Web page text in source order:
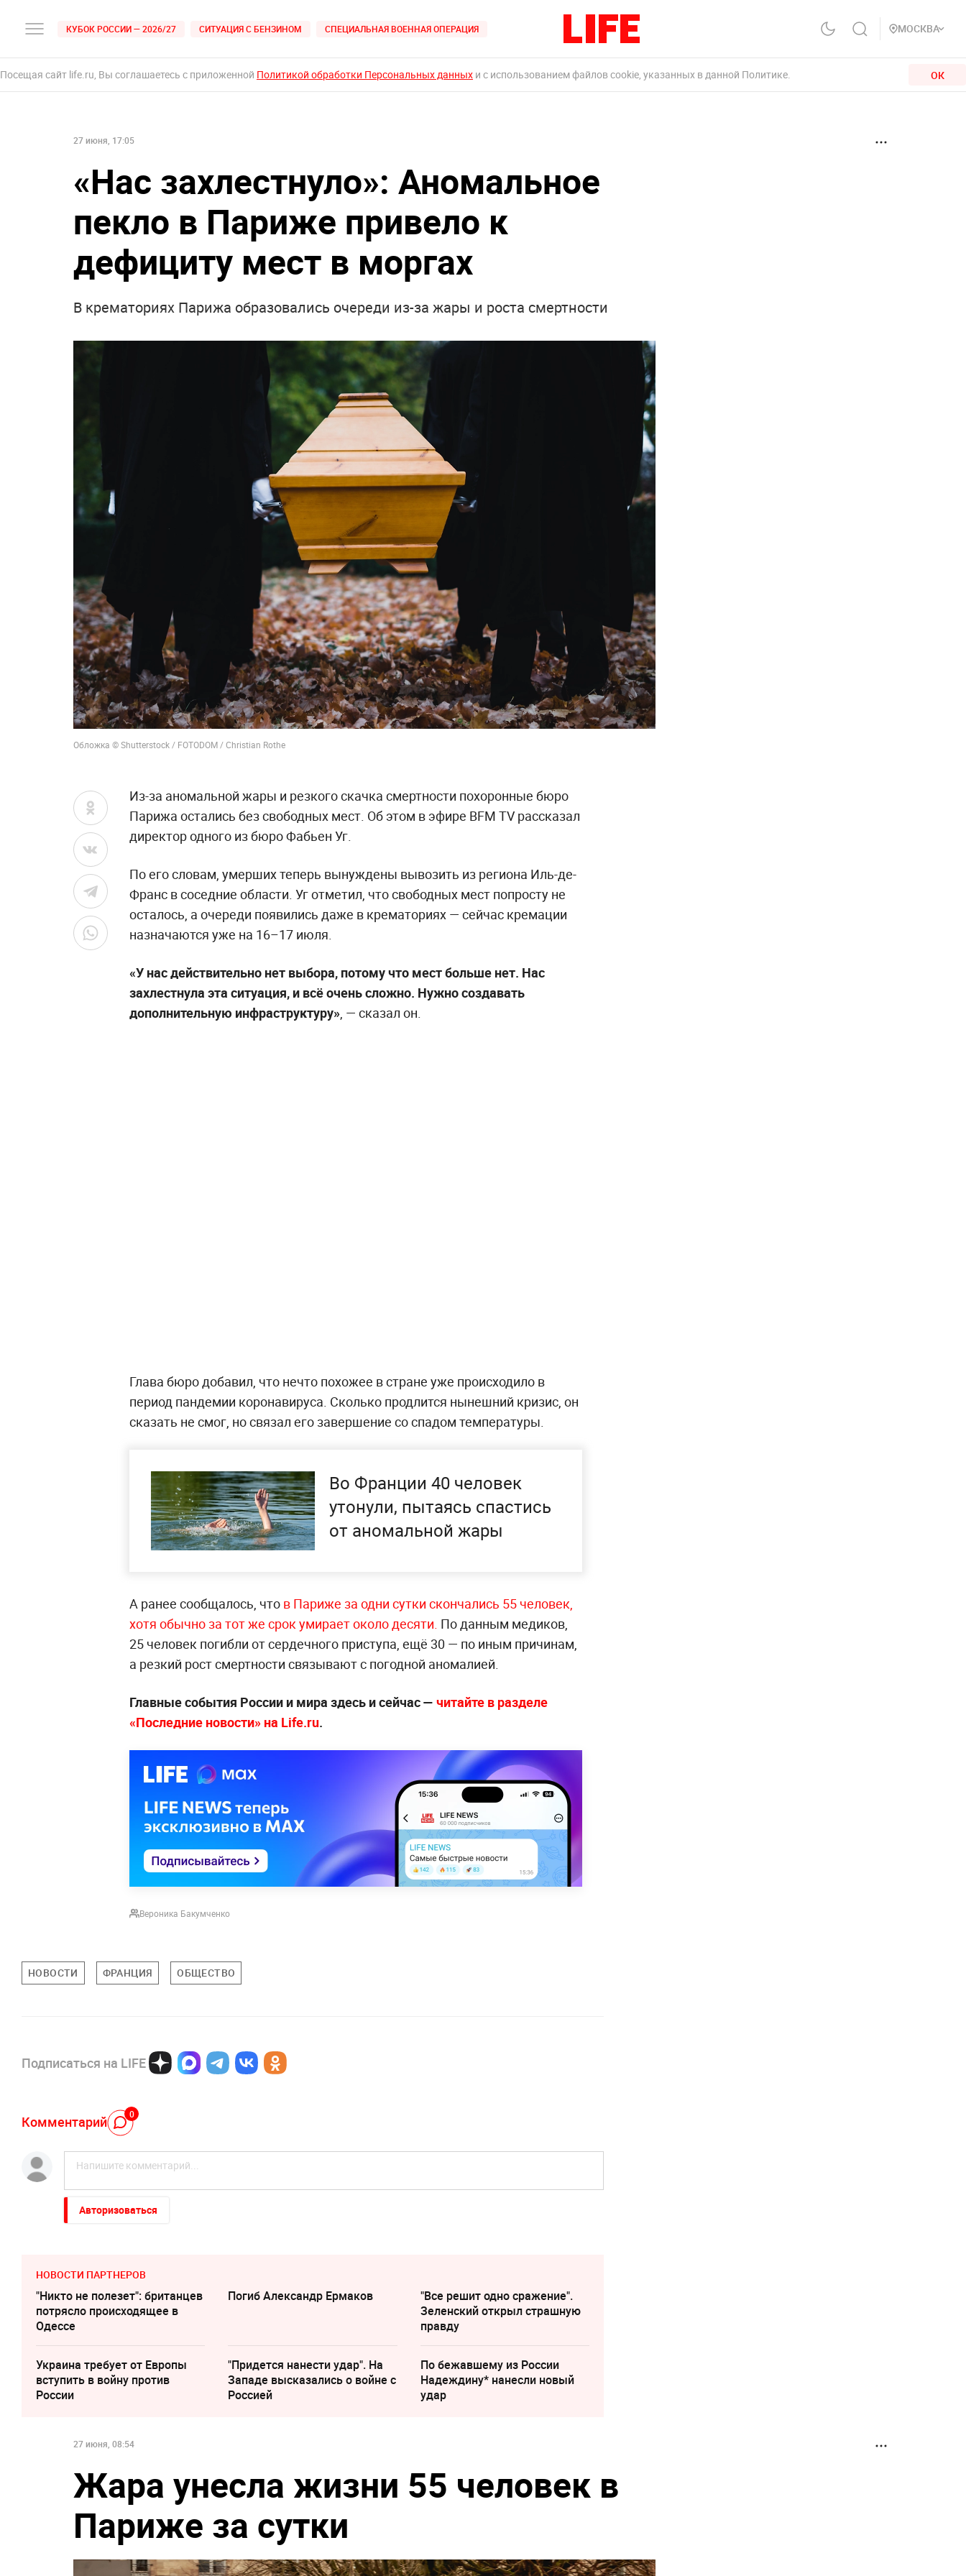
КУБОК РОССИИ — 2026/27 СИТУАЦИЯ С БЕНЗИНОМ СПЕЦИАЛЬНАЯ ВОЕННАЯ ОПЕРАЦИЯ МОСКВА
Посещая сайт life.ru, Вы соглашаетесь с приложенной Политикой обработки Персональных данных и с использованием файлов cookie, указанных в данной Политике. ОК
27 июня, 17:05
«Нас захлестнуло»: Аномальное
пекло в Париже привело к
дефициту мест в моргах
В крематориях Парижа образовались очереди из-за жары и роста смертности
Обложка © Shutterstock / FOTODOM / Christian Rothe
Из-за аномальной жары и резкого скачка смертности похоронные бюро
Парижа остались без свободных мест. Об этом в эфире BFM TV рассказал
директор одного из бюро Фабьен Уг.
По его словам, умерших теперь вынуждены вывозить из региона Иль-де-
Франс в соседние области. Уг отметил, что свободных мест попросту не
осталось, а очереди появились даже в крематориях — сейчас кремации
назначаются уже на 16–17 июля.
«У нас действительно нет выбора, потому что мест больше нет. Нас
захлестнула эта ситуация, и всё очень сложно. Нужно создавать
дополнительную инфраструктуру», — сказал он.
Глава бюро добавил, что нечто похожее в стране уже происходило в
период пандемии коронавируса. Сколько продлится нынешний кризис, он
сказать не смог, но связал его завершение со спадом температуры.
Во Франции 40 человек
утонули, пытаясь спастись
от аномальной жары
А ранее сообщалось, что в Париже за одни сутки скончались 55 человек,
хотя обычно за тот же срок умирает около десяти. По данным медиков,
25 человек погибли от сердечного приступа, ещё 30 — по иным причинам,
а резкий рост смертности связывают с погодной аномалией.
Главные события России и мира здесь и сейчас — читайте в разделе
«Последние новости» на Life.ru.
Вероника Бакумченко
НОВОСТИ ФРАНЦИЯ ОБЩЕСТВО
Подписаться на LIFE
Комментарий 0
Авторизоваться
НОВОСТИ ПАРТНЕРОВ
"Никто не полезет": британцев
потрясло происходящее в
Одессе
Погиб Александр Ермаков
"Все решит одно сражение".
Зеленский открыл страшную
правду
Украина требует от Европы
вступить в войну против
России
"Придется нанести удар". На
Западе высказались о войне с
Россией
По бежавшему из России
Надеждину* нанесли новый
удар
27 июня, 08:54
Жара унесла жизни 55 человек в
Париже за сутки